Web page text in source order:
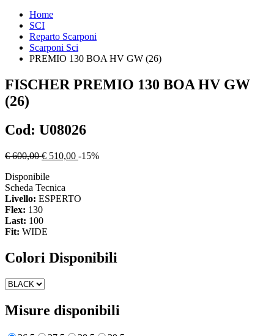
Home
SCI
Reparto Scarponi
Scarponi Sci
PREMIO 130 BOA HV GW (26)
FISCHER PREMIO 130 BOA HV GW
(26)
Cod: U08026
€ 600,00 € 510,00 -15%
Disponibile
Scheda Tecnica
Livello: ESPERTO
Flex: 130
Last: 100
Fit: WIDE
Colori Disponibili
Misure disponibili